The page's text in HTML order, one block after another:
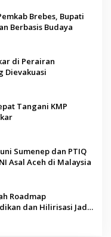
Brebes, Bupati
Berbasis Budaya
di Perairan
Dievakuasi
Tangani KMP
Sumenep dan PTIQ
Asal Aceh di Malaysia
Roadmap
dan Hilirisasi Jadi